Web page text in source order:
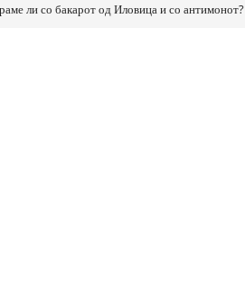
со бакарот од Иловица и со антимонот?